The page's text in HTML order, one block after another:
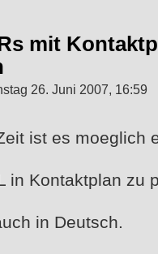
mit
26. Juni 2007, 16:59
ist es moeglich
in Kontaktplan zu
in Deutsch.